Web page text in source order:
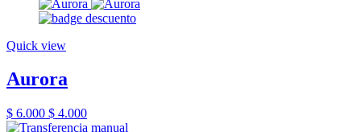
Quick view
Aurora
$ 6.000 $ 4.000